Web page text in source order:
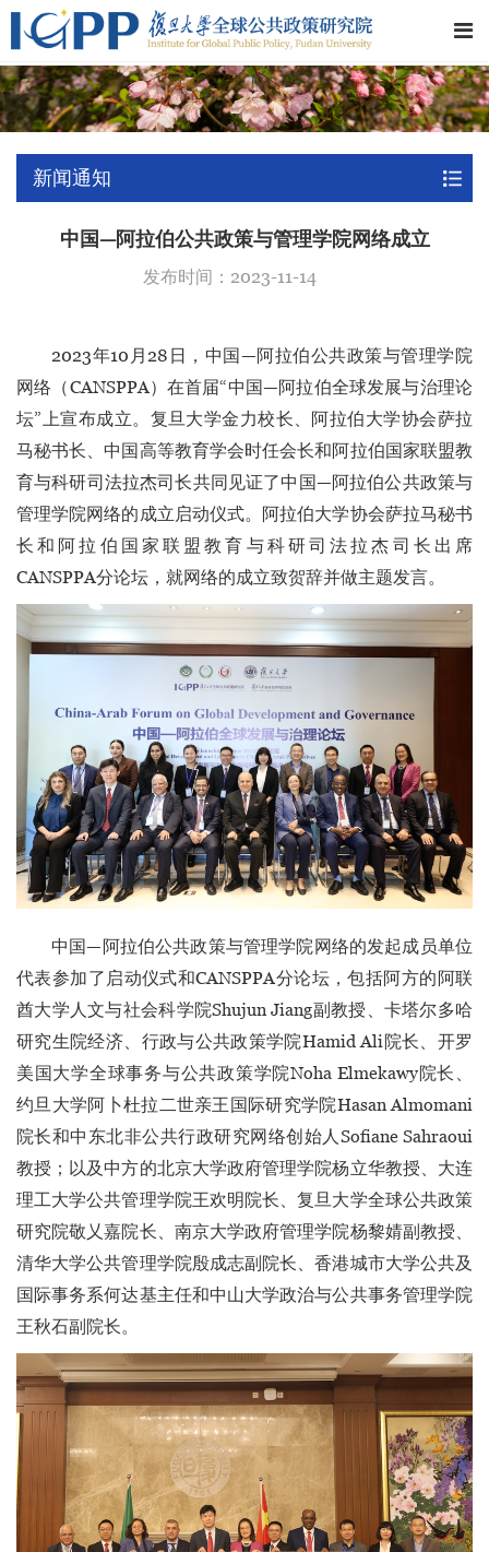
新闻通知
中国—阿拉伯公共政策与管理学院网络成立
发布时间：2023-11-14
2023年10月28日，中国—阿拉伯公共政策与管理学院
网络（CANSPPA）在首届“中国—阿拉伯全球发展与治理论
坛”上宣布成立。复旦大学金力校长、阿拉伯大学协会萨拉
马秘书长、中国高等教育学会时任会长和阿拉伯国家联盟教
育与科研司法拉杰司长共同见证了中国—阿拉伯公共政策与
管理学院网络的成立启动仪式。阿拉伯大学协会萨拉马秘书
长和阿拉伯国家联盟教育与科研司法拉杰司长出席
CANSPPA分论坛，就网络的成立致贺辞并做主题发言。
中国—阿拉伯公共政策与管理学院网络的发起成员单位
代表参加了启动仪式和CANSPPA分论坛，包括阿方的阿联
酋大学人文与社会科学院Shujun Jiang副教授、卡塔尔多哈
研究生院经济、行政与公共政策学院Hamid Ali院长、开罗
美国大学全球事务与公共政策学院Noha Elmekawy院长、
约旦大学阿卜杜拉二世亲王国际研究学院Hasan Almomani
院长和中东北非公共行政研究网络创始人Sofiane Sahraoui
教授；以及中方的北京大学政府管理学院杨立华教授、大连
理工大学公共管理学院王欢明院长、复旦大学全球公共政策
研究院敬乂嘉院长、南京大学政府管理学院杨黎婧副教授、
清华大学公共管理学院殷成志副院长、香港城市大学公共及
国际事务系何达基主任和中山大学政治与公共事务管理学院
王秋石副院长。